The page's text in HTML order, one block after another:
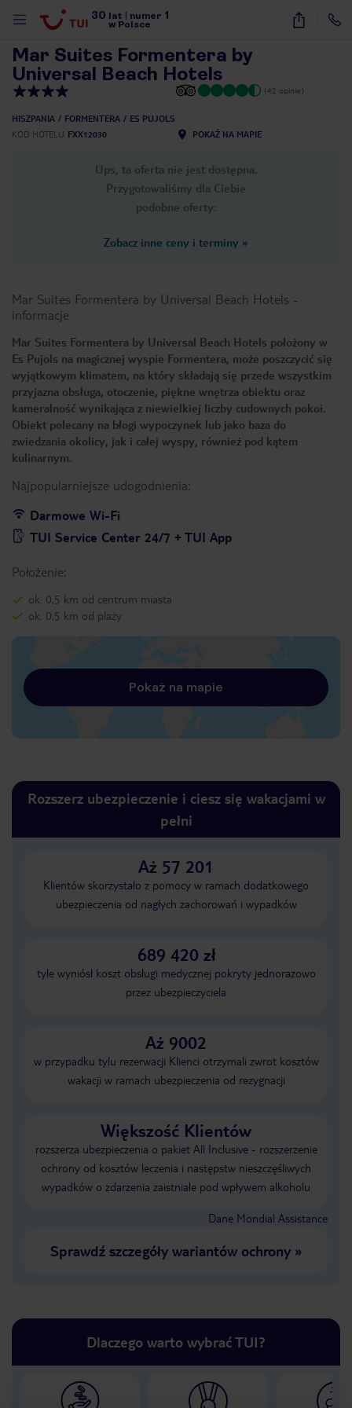
30 lat numer 1
w Polsce
18
Mar Suites Formentera by
Universal Beach Hotels
(42 opinie)
HISZPANIA FORMENTERA
ES PUJOLS
KOD HOTELU FXX12030 POKAŻ NA MAPIE
Ups, ta oferta nie jest dostępna.
Przygotowaliśmy dla Ciebie
podobne oferty:
Zobacz inne ceny i terminy »
Mar Suites Formentera by Universal Beach Hotels -
informacje
Mar Suites Formentera by Universal Beach Hotels położony w
Es Pujols na magicznej wyspie Formentera, może poszczycić się
wyjątkowym klimatem, na który składają się przede wszystkim
przyjazna obsługa, otoczenie, piękne wnętrza obiektu oraz
kameralność wynikająca z niewielkiej liczby cudownych pokoi.
Obiekt polecany na błogi wypoczynek lub jako baza do
zwiedzania okolicy, jak i całej wyspy, również pod kątem
kulinarnym.
Najpopularniejsze udogodnienia:
Darmowe Wi-Fi
TUI Service Center 24/7 + TUI App
Położenie:
ok. 0,5 km od centrum miasta
ok. 0,5 km od plaży
Pokaż na mapie
Rozszerz ubezpieczenie i ciesz się wakacjami w
pełni
Aż 57 201
Klientów skorzystało z pomocy w ramach dodatkowego
ubezpieczenia od nagłych zachorowań i wypadków
689 420 zł
tyle wyniósł koszt obsługi medycznej pokryty jednorazowo
przez ubezpieczyciela
Aż 9002
w przypadku tylu rezerwacji Klienci otrzymali zwrot kosztów
wakacji w ramach ubezpieczenia od rezygnacji
Większość Klientów
rozszerza ubezpieczenia o pakiet All Inclusive - rozszerzenie
ochrony od kosztów leczenia i następstw nieszczęśliwych
wypadków o zdarzenia zaistniałe pod wpływem alkoholu
Dane Mondial Assistance
Sprawdź szczegóły wariantów ochrony»
Dlaczego warto wybrać TUI?